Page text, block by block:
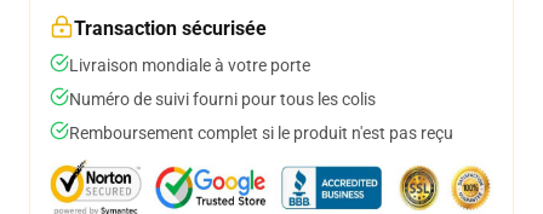
Transaction sécurisée
Livraison mondiale à votre porte
Numéro de suivi fourni pour tous les colis
Remboursement complet si le produit n'est pas reçu